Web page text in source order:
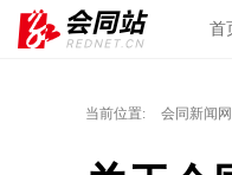
首
当前位置: 会同新闻网